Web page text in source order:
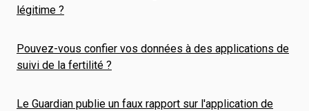
légitime ?
Pouvez-vous confier vos données à des applications de
suivi de la fertilité ?
Le Guardian publie un faux rapport sur l'application de